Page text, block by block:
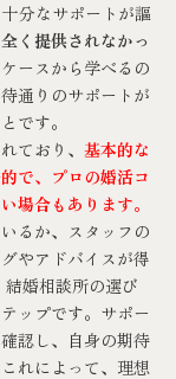
分なサポートが謳
く提供されなかっ
ースから学べるの
通りのサポートが
です。
ており、 基本的な
で、プロの婚活コ
場合もあります。
るか、スタッフの
やアドバイスが得
婚相談所の選び
ップです。サポー
認し、自身の期待
れによって、理想